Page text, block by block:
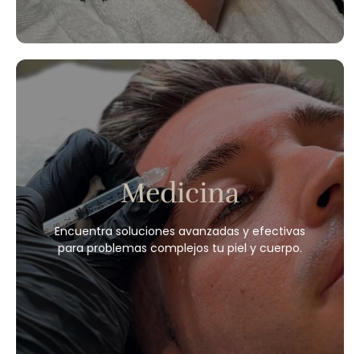
Cold Plasma Fusion
BodySculp
Radiofrecuencia
Push-up
Criolipólisis
Presoterapia
Cavitación
Depilación Láser
Massajes
Morpheus
HIFU Ultraformer
Endospheres Sensor All
Medicina
Encuentra soluciones avanzadas y efectivas
para problemas complejos tu piel y cuerpo.